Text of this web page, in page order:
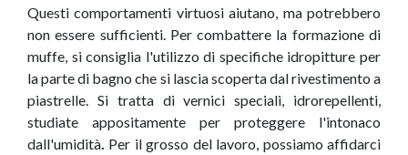
Questi comportamenti virtuosi aiutano, ma potrebbero
non essere sufficienti. Per combattere la formazione di
muffe, si consiglia l'utilizzo di specifiche idropitture per
la parte di bagno che si lascia scoperta dal rivestimento a
piastrelle. Si tratta di vernici speciali, idrorepellenti,
studiate appositamente per proteggere l'intonaco
dall'umidità Per il grosso del lavoro, possiamo affidarci